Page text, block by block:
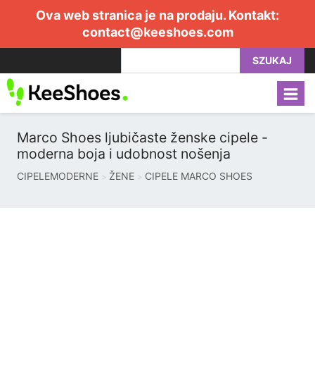
Ova web stranica je na prodaju. Kontakt:
contact@keeshoes.com
SZUKAJ
Marco Shoes ljubičaste ženske cipele -
moderna boja i udobnost nošenja
CIPELEMODERNE ŽENE CIPELE MARCO SHOES